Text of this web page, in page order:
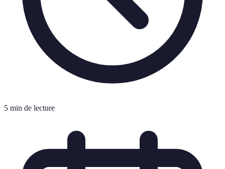
5 min de lecture